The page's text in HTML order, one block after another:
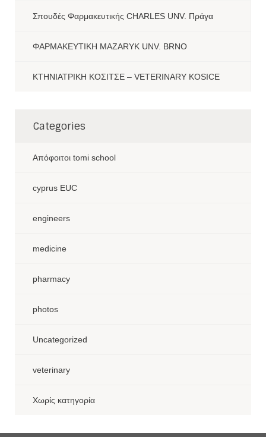
Σπουδές Φαρμακευτικής CHARLES UNV. Πράγα
ΦΑΡΜΑΚΕΥΤΙΚΗ MAZARYK UNV. BRNO
ΚΤΗΝΙΑΤΡΙΚΗ ΚΟΣΙΤΣΕ – VETERINARY KOSICE
Categories
Aπόφοιτοι tomi school
cyprus EUC
engineers
medicine
pharmacy
photos
Uncategorized
veterinary
Χωρίς κατηγορία